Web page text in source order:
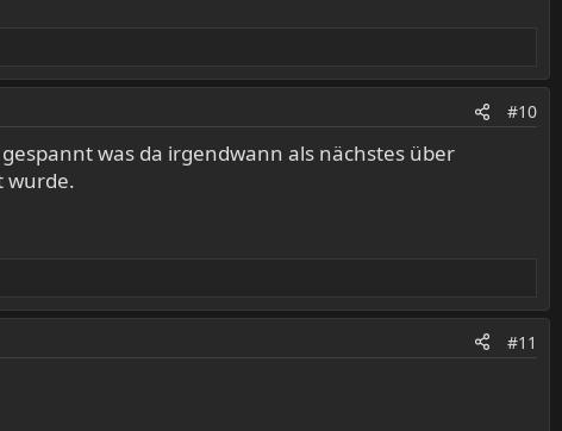
#10
was da irgendwann als nächstes über
wurde.
#11